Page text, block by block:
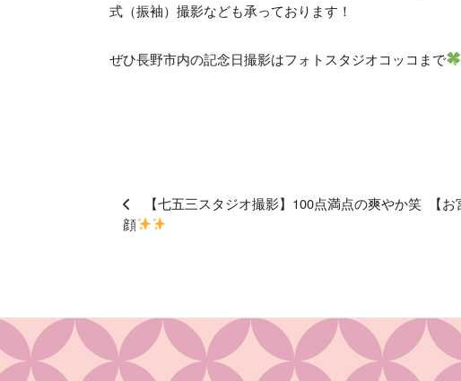
式（振袖）撮影なども承っております！
ぜひ長野市内の記念日撮影はフォトスタジオコッコまで
【七五三スタジオ撮影】100点満点の爽やか笑
顔
【